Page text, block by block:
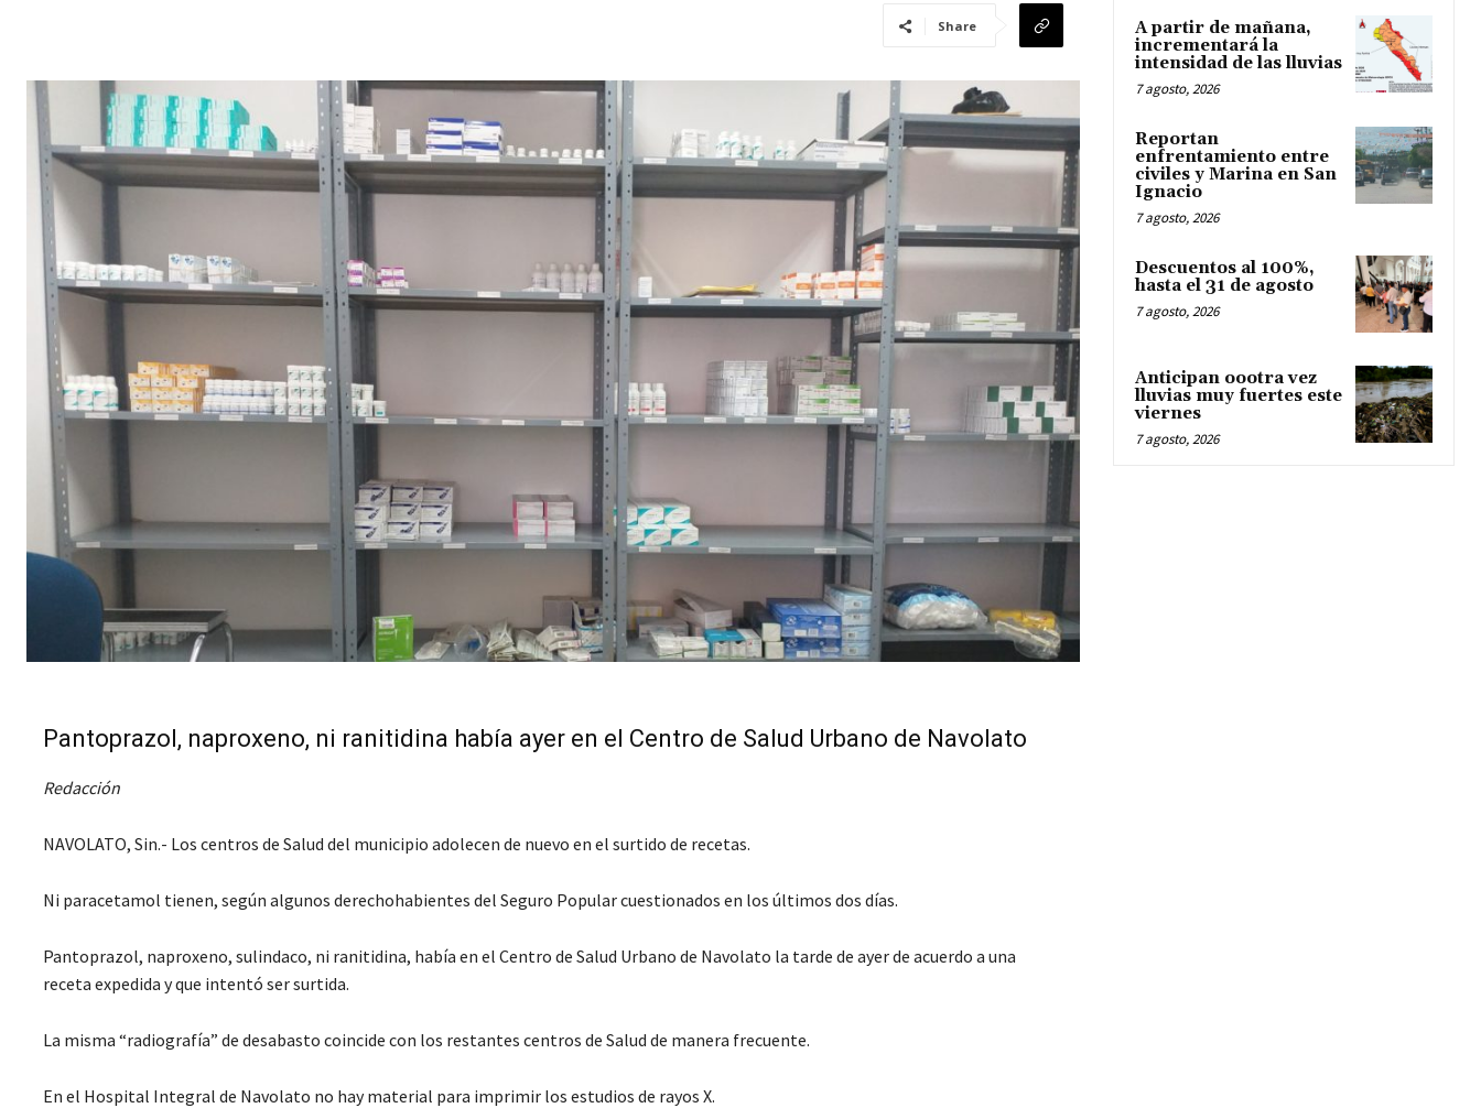
Share
Pantoprazol, naproxeno, ni ranitidina había ayer en el Centro de Salud Urbano de Navolato
Redacción
NAVOLATO, Sin.- Los centros de Salud del municipio adolecen de nuevo en el surtido de recetas.
Ni paracetamol tienen, según algunos derechohabientes del Seguro Popular cuestionados en los últimos dos días.
Pantoprazol, naproxeno, sulindaco, ni ranitidina, había en el Centro de Salud Urbano de Navolato la tarde de ayer de acuerdo a una
receta expedida y que intentó ser surtida.
La misma “radiografía” de desabasto coincide con los restantes centros de Salud de manera frecuente.
En el Hospital Integral de Navolato no hay material para imprimir los estudios de rayos X.
A partir de mañana,
incrementará la
intensidad de las lluvias
7 agosto, 2026
Reportan
enfrentamiento entre
civiles y Marina en San
Ignacio
7 agosto, 2026
Descuentos al 100%,
hasta el 31 de agosto
7 agosto, 2026
Anticipan oootra vez
lluvias muy fuertes este
viernes
7 agosto, 2026